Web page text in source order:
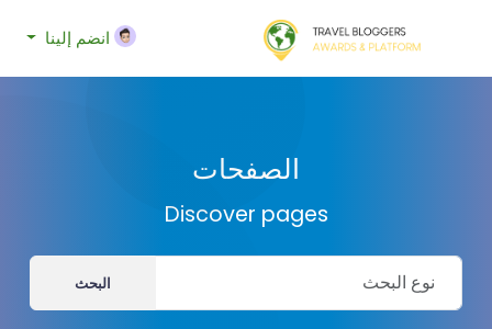
انضم إلينا
الصفحات
Discover pages
البحث